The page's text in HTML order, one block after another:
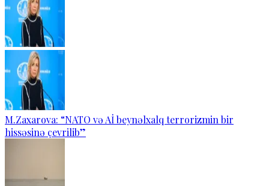
M.Zaxarova: “NATO və Aİ beynəlxalq terrorizmin bir
hissəsinə çevrilib”